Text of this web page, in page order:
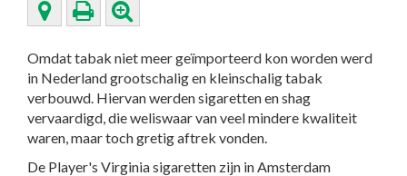
Omdat tabak niet meer geïmporteerd kon worden werd
in Nederland grootschalig en kleinschalig tabak
verbouwd. Hiervan werden sigaretten en shag
vervaardigd, die weliswaar van veel mindere kwaliteit
waren, maar toch gretig aftrek vonden.
De Player's Virginia sigaretten zijn in Amsterdam